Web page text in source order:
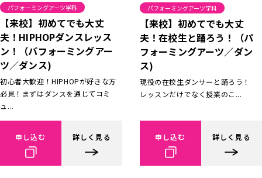
パフォーミングアーツ学科
【来校】初めてでも大丈
夫！HIPHOPダンスレッス
ン！（パフォーミングアー
ツ／ダンス)
初心者大歓迎！HIPHOPが好きな方
必見！まずはダンスを通じてコミ
ュ...
申し込む 詳しく見る
パフォーミングアーツ学科
【来校】初めてでも大丈
夫！在校生と踊ろう！（パ
フォーミングアーツ／ダン
ス)
現役の在校生ダンサーと踊ろう！
レッスンだけでなく授業のこ...
申し込む 詳しく見る